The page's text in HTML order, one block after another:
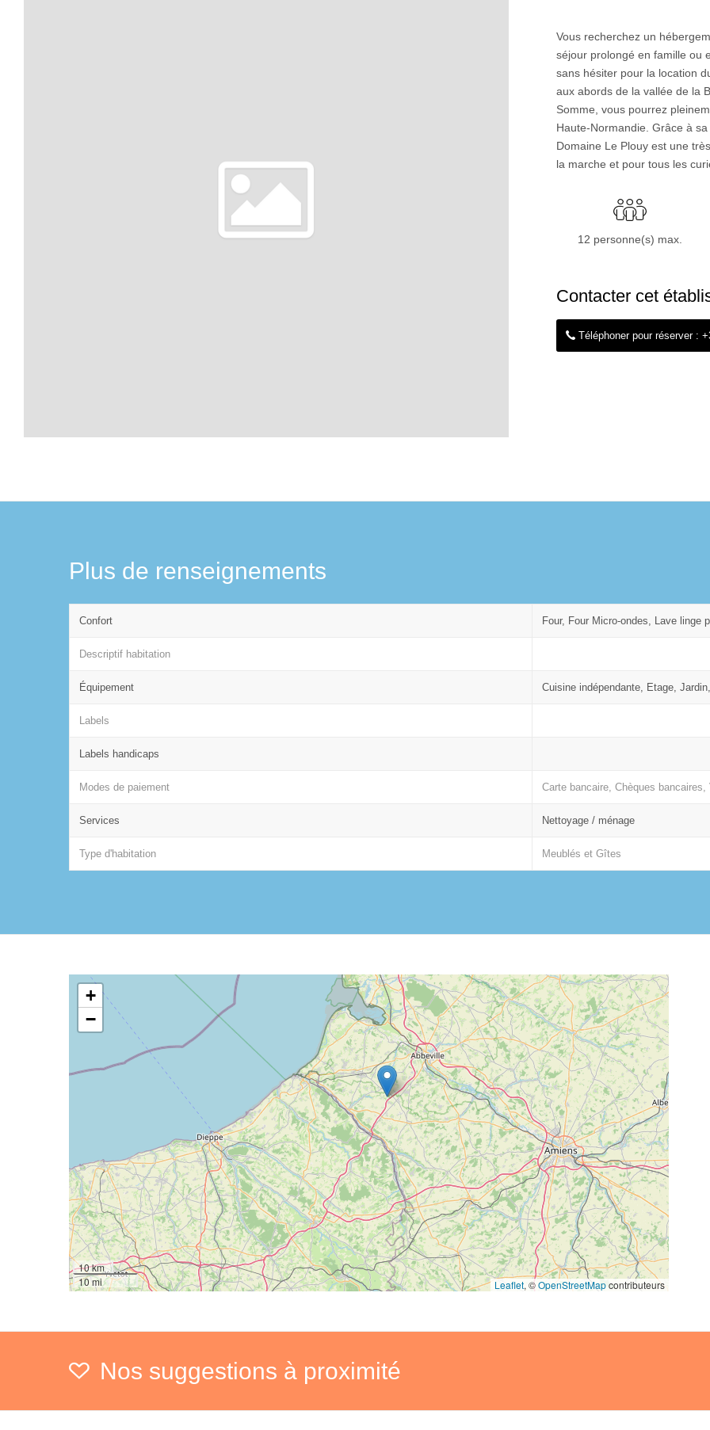
Vous recherchez un
séjour prolongé en famille ou
sans hésiter pour la location
aux abords de la vallée de la
Somme, vous pourrez
Haute-Normandie. Grâce à
Domaine Le Plouy est une
la marche et pour tous les
12 personne(s) max.
Contacter cet
Téléphoner pour réserver :
Plus de renseignements
Confort Four, Four Micro-ondes, Lave linge
Descriptif habitation
Équipement Cuisine indépendante, Etage,
Labels
Labels handicaps
Modes de paiement Carte bancaire, Chèques bancaires,
Services Nettoyage / ménage
Type d'habitation Meublés et Gîtes
+
−
10 km
10 mi
Leaflet, ©OpenStreetMapcontributeurs
Nos suggestions à proximité